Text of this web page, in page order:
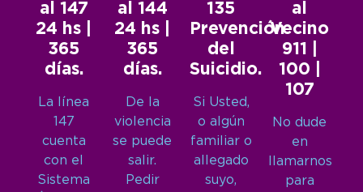
al 147
24 hs |
365
días.
La línea
147
cuenta
con el
Sistema
al 144
24 hs |
365
días.
De la
violencia
se puede
salir.
Pedir
135
Prevención
del
Suicidio.
Si Usted,
o algún
familiar o
allegado
suyo,
al
Vecino
911 |
100 |
107
No dude
en
llamarnos
para